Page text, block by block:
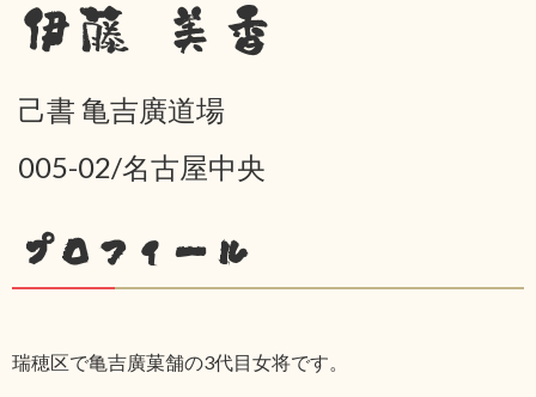
伊藤 美香
己書 亀吉廣道場
005-02/名古屋中央
プロフィール
瑞穂区で亀吉廣菓舗の3代目女将です。